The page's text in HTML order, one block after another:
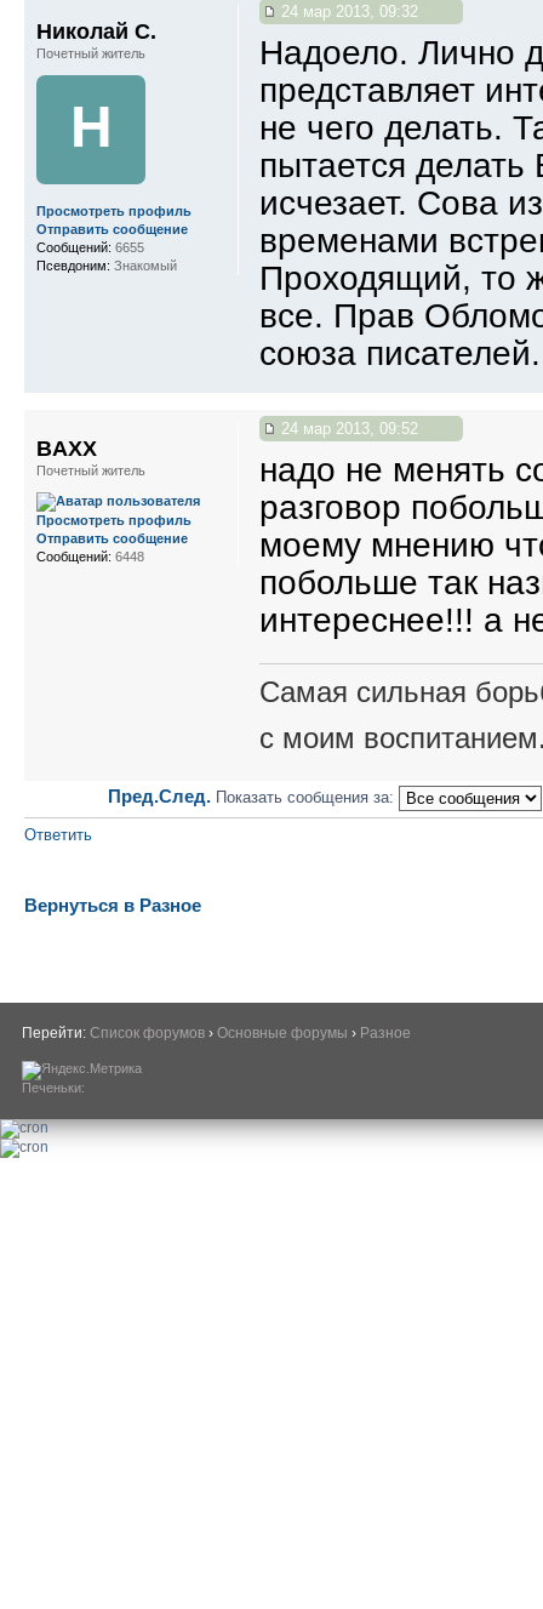
24 мар 2013, 09:32
Надоело. Лично
представляет
не чего делать.
пытается
исчезает. Сова
временами
Проходящий, то
все. Прав
союза
Николай С.
Почетный житель
Н
Просмотреть профиль
Отправить сообщение
Сообщений: 6655
Псевдоним: Знакомый
24 мар 2013, 09:52
надо не менять
разговор
моему мнению
побольше так
интереснее!!! а
Самая сильная
с моим
BAXX
Почетный житель
Просмотреть профиль
Отправить сообщение
Сообщений: 6448
Пред.След. Показать сообщения за:
Ответить
Вернуться в Разное
Перейти: Список форумов › Основные форумы › Разное
Печеньки: